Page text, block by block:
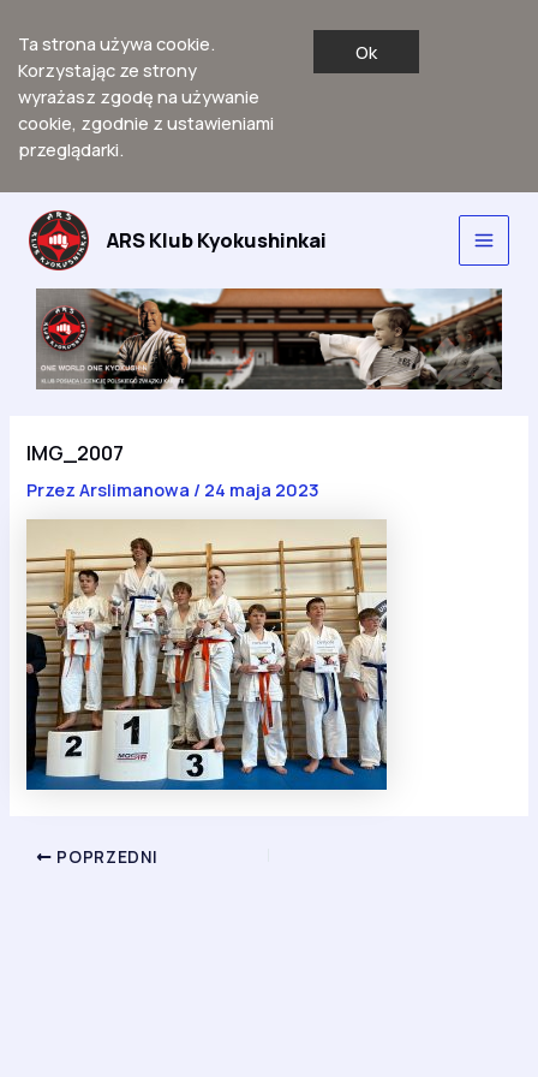
Ta strona używa cookie.
Korzystając ze strony
wyrażasz zgodę na używanie
cookie, zgodnie z ustawieniami
przeglądarki.
Ok
Przejdź
treści
ARS Klub Kyokushinkai
Main
IMG_2007
PrzezArslimanowa / 24 maja 2023
POPRZEDNI